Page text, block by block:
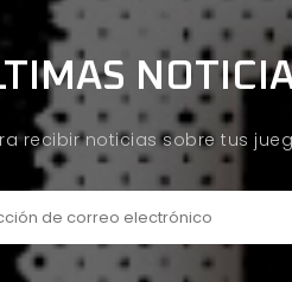
recibir noticias sobre tus